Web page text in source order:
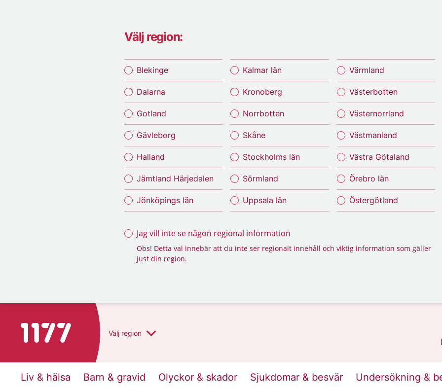
Välj region:
Blekinge
Dalarna
Gotland
Gävleborg
Halland
Jämtland Härjedalen
Jönköpings län
Kalmar län
Kronoberg
Norrbotten
Skåne
Stockholms län
Sörmland
Uppsala län
Värmland
Västerbotten
Västernorrland
Västmanland
Västra Götaland
Örebro län
Östergötland
Jag vill inte se någon regional information
Obs! Detta val innebär att du inte ser regionalt innehåll och viktig information som gäller
just din region.
Till startsidan för 1177 Välj region
Liv & hälsa Barn & gravid Olyckor & skador Sjukdomar & besvär Undersökning &